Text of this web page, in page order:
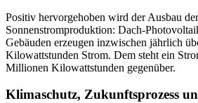
Positiv hervorgehoben wird der Ausbau der
Sonnenstromproduktion: Dach-
Gebäuden erzeugen inzwischen jährlich
Kilowattstunden Strom. Dem steht ein
Millionen Kilowattstunden gegenüber.
Klimaschutz, Zukunftsprozess